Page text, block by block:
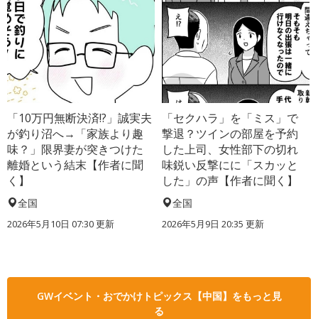
「10万円無断決済!?」誠実夫
が釣り沼へ→「家族より趣
味？」限界妻が突きつけた
離婚という結末【作者に聞
く】
全国
2026年5月10日 07:30 更新
「セクハラ」を「ミス」で
撃退？ツインの部屋を予約
した上司、女性部下の切れ
味鋭い反撃にに「スカッと
した」の声【作者に聞く】
全国
2026年5月9日 20:35 更新
GWイベント・おでかけトピックス【中国】をもっと見
る